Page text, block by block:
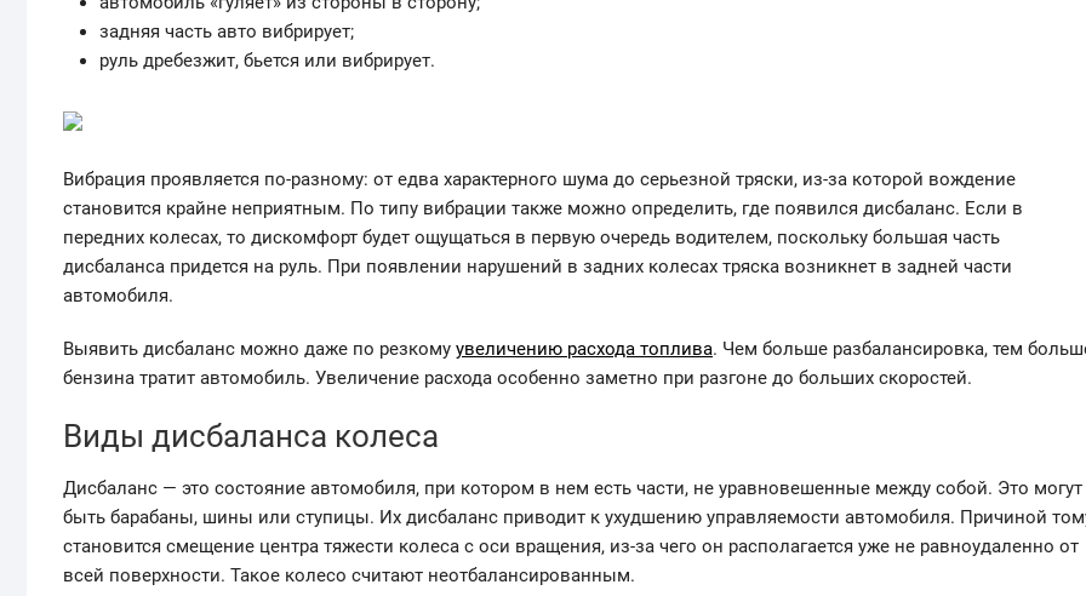
задняя часть авто вибрирует;
руль дребезжит, бьется или вибрирует.
Вибрация проявляется по-разному: от едва характерного шума до серьезной тряски, из-за которой вождение
становится крайне неприятным. По типу вибрации также можно определить, где появился дисбаланс. Если в
передних колесах, то дискомфорт будет ощущаться в первую очередь водителем, поскольку большая часть
дисбаланса придется на руль. При появлении нарушений в задних колесах тряска возникнет в задней части
автомобиля.
Выявить дисбаланс можно даже по резкому увеличению расхода топлива. Чем больше разбалансировка, тем
бензина тратит автомобиль. Увеличение расхода особенно заметно при разгоне до больших скоростей.
Виды дисбаланса колеса
Дисбаланс — это состояние автомобиля, при котором в нем есть части, не уравновешенные между собой. Это могут
быть барабаны, шины или ступицы. Их дисбаланс приводит к ухудшению управляемости автомобиля. Причиной
становится смещение центра тяжести колеса с оси вращения, из-за чего он располагается уже не равноудаленно от
всей поверхности. Такое колесо считают неотбалансированным.